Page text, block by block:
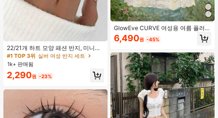
22/21개 하트 모양 패션 반지, 미니멀
리스트 크리스탈 임베디드 보헤미안
기하학 반지 세트, 발렌타인데이, 어머
니날 선물
#1 TOP 3위
실버 여성 반지 세트
거의 매진!
#1 TOP 3위 실버 여성 반지 세트
거의 매진!
#1 TOP 3위 실버 여성 반지 세트
거의 매진!
#1 TOP 3위
실버 여성 반지 세트
1k+ 판매됨
2,290원 -23%
GlowEve CURVE 여성용 여름 플러스
사이즈 우아한 니치 레이스 트림 루즈
캐주얼 디자인 캐미솔 탱크탑
6,490원 -45%